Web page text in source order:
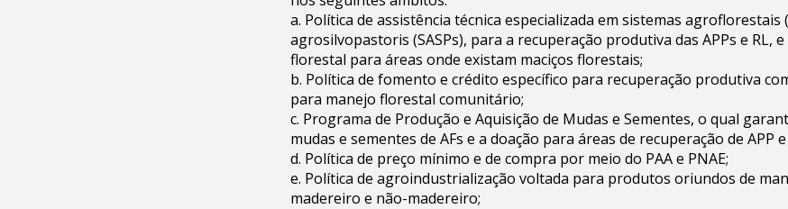
a. Política de assistência técnica especializada em sistemas agroflorestais
agrosilvopastoris (SASPs), para a recuperação produtiva das APPs e RL,
florestal para áreas onde existam maciços florestais;
b. Política de fomento e crédito específico para recuperação produtiva com
para manejo florestal comunitário;
c. Programa de Produção e Aquisição de Mudas e Sementes, o qual
mudas e sementes de AFs e a doação para áreas de recuperação de APP e
d. Política de preço mínimo e de compra por meio do PAA e PNAE;
e. Política de agroindustrialização voltada para produtos oriundos de
madereiro e não-madereiro;